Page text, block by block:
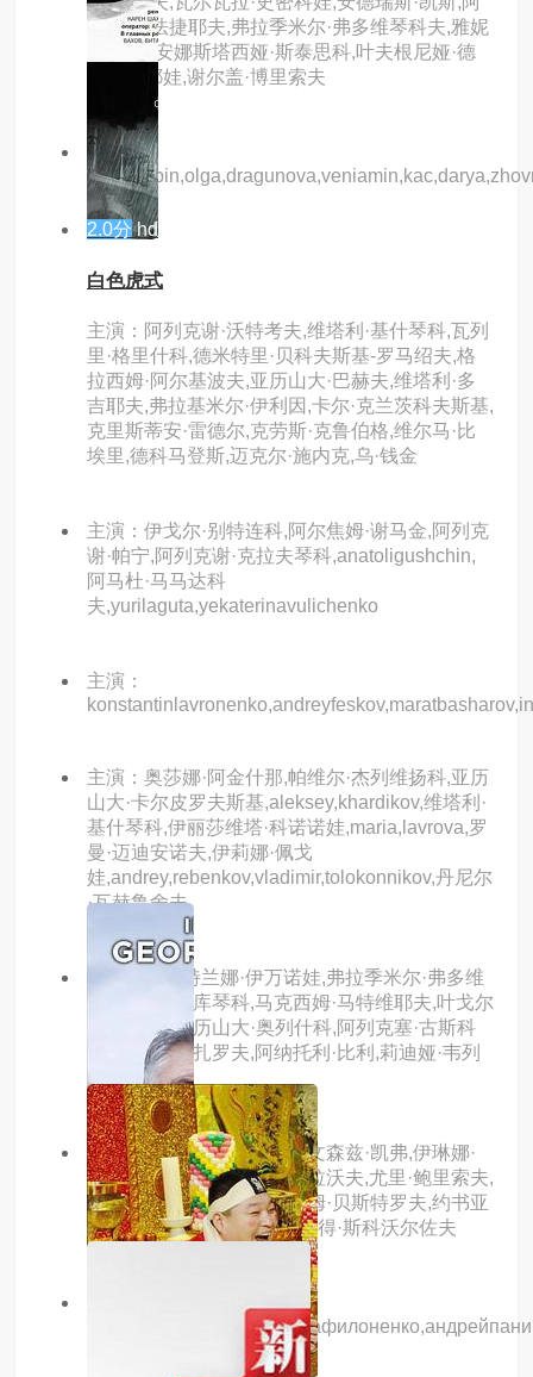
列克谢·法捷耶夫,弗拉季米尔·弗多维琴科夫,雅妮
娜·霍普,安娜斯塔西娅·斯泰思科,叶夫根尼娅·德
米特里耶娃,谢尔盖·博里索夫
主演：
2.0分 hd
白色虎式
主演：阿列克谢·沃特考夫,维塔利·基什琴科,瓦列
里·格里什科,德米特里·贝科夫斯基-罗马绍夫,格
拉西姆·阿尔基波夫,亚历山大·巴赫夫,维塔利·多
吉耶夫,弗拉基米尔·伊利因,卡尔·克兰茨科夫斯基,
克里斯蒂安·雷德尔,克劳斯·克鲁伯格,维尔马·比
埃里,德科马登斯,迈克尔·施内克,乌·钱金
主演：伊戈尔·别特连科,阿尔焦姆·谢马金,阿列克
谢·帕宁,阿列克谢·克拉夫琴科,anatoligushchin,
阿马杜·马马达科
夫,yurilaguta,yekaterinavulichenko
主演：
主演：奥莎娜·阿金什那,帕维尔·杰列维扬科,亚历
山大·卡尔皮罗夫斯基,aleksey,khardikov,维塔利·
基什琴科,伊丽莎维塔·科诺诺娃,maria,lavrova,罗
曼·迈迪安诺夫,伊莉娜·佩戈
娃,andrey,rebenkov,vladimir,tolokonnikov,丹尼尔
·瓦赫鲁舍夫
主演：斯维特兰娜·伊万诺娃,弗拉季米尔·弗多维
琴科夫,尤里·库琴科,马克西姆·马特维耶夫,叶戈尔
·别洛耶夫,亚历山大·奥列什科,阿列克塞·古斯科
夫,谢尔盖·加扎罗夫,阿纳托利·比利,莉迪娅·韦列
热娃
主演：亚历山大·佩特罗夫,文森兹·凯弗,伊琳娜·
斯达申鲍姆,维克多·多勃朗拉沃夫,尤里·鲍里索夫,
西蒙·特列斯库诺夫,阿尔焦姆·贝斯特罗夫,约书亚
·格罗斯,伊格·克里普诺夫,彼得·斯科沃尔佐夫